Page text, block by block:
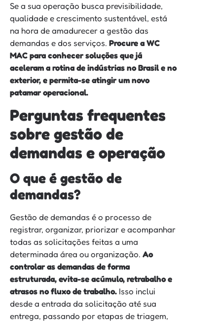
Se a sua operação busca previsibilidade,
qualidade e crescimento sustentável, está
na hora de amadurecer a gestão das
demandas e dos serviços. Procure a WC
MAC para conhecer soluções que já
aceleram a rotina de indústrias no Brasil e no
exterior, e permita-se atingir um novo
patamar operacional.
Perguntas frequentes
sobre gestão de
demandas e operação
O que é gestão de
demandas?
Gestão de demandas é o processo de
registrar, organizar, priorizar e acompanhar
todas as solicitações feitas a uma
determinada área ou organização. Ao
controlar as demandas de forma
estruturada, evita-se acúmulo, retrabalho e
atrasos no fluxo de trabalho. Isso inclui
desde a entrada da solicitação até sua
entrega, passando por etapas de triagem,